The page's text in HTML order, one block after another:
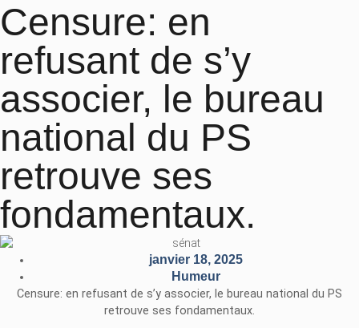
Censure: en
refusant de s’y
associer, le bureau
national du PS
retrouve ses
fondamentaux.
janvier 18, 2025
Humeur
Censure: en refusant de s’y associer, le bureau national du PS
retrouve ses fondamentaux.